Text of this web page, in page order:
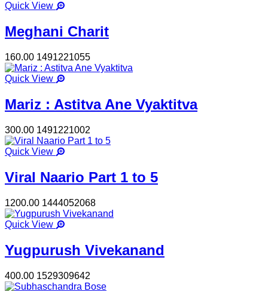
Quick View
Meghani Charit
160.00 1491221055
Quick View
Mariz : Astitva Ane Vyaktitva
300.00 1491221002
Quick View
Viral Naario Part 1 to 5
1200.00 1444052068
Quick View
Yugpurush Vivekanand
400.00 1529309642